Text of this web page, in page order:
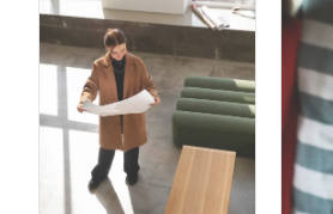
Venduto In evidenza